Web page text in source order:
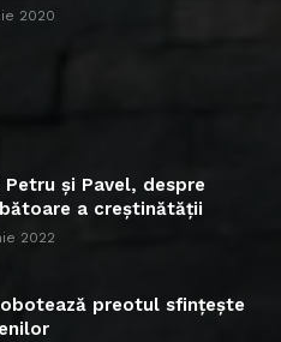
2020
și Pavel, despre
a creștinătății
2022
preotul sfințește